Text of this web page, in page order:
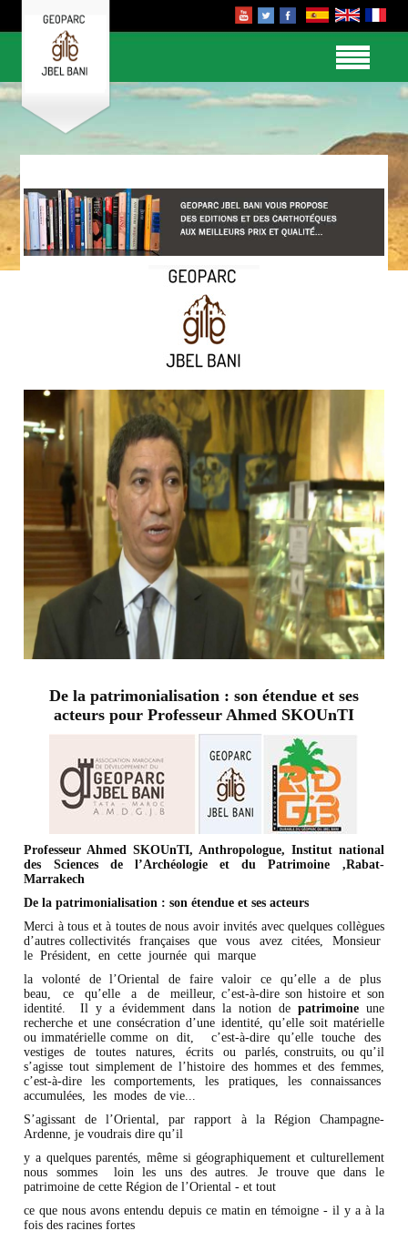
De la patrimonialisation : son étendue et ses
acteurs pour Professeur Ahmed SKOUnTI
Professeur Ahmed SKOUnTI, Anthropologue, Institut national
des Sciences de l’Archéologie et du Patrimoine ,Rabat-
Marrakech
De la patrimonialisation : son étendue et ses acteurs
Merci à tous et à toutes de nous avoir invités avec quelques collègues
d’autres collectivités françaises que vous avez citées, Monsieur
le Président, en cette journée qui marque
la volonté de l’Oriental de faire valoir ce qu’elle a de plus
beau, ce qu’elle a de meilleur, c’est-à-dire son histoire et son
identité. Il y a évidemment dans la notion de patrimoine une
recherche et une consécration d’une identité, qu’elle soit matérielle
ou immatérielle comme on dit, c’est-à-dire qu’elle touche des
vestiges de toutes natures, écrits ou parlés, construits, ou qu’il
s’agisse tout simplement de l’histoire des hommes et des femmes,
c’est-à-dire les comportements, les pratiques, les connaissances
accumulées, les modes de vie...
S’agissant de l’Oriental, par rapport à la Région Champagne-
Ardenne, je voudrais dire qu’il
y a quelques parentés, même si géographiquement et culturellement
nous sommes loin les uns des autres. Je trouve que dans le
patrimoine de cette Région de l’Oriental - et tout
ce que nous avons entendu depuis ce matin en témoigne - il y a à la
fois des racines fortes